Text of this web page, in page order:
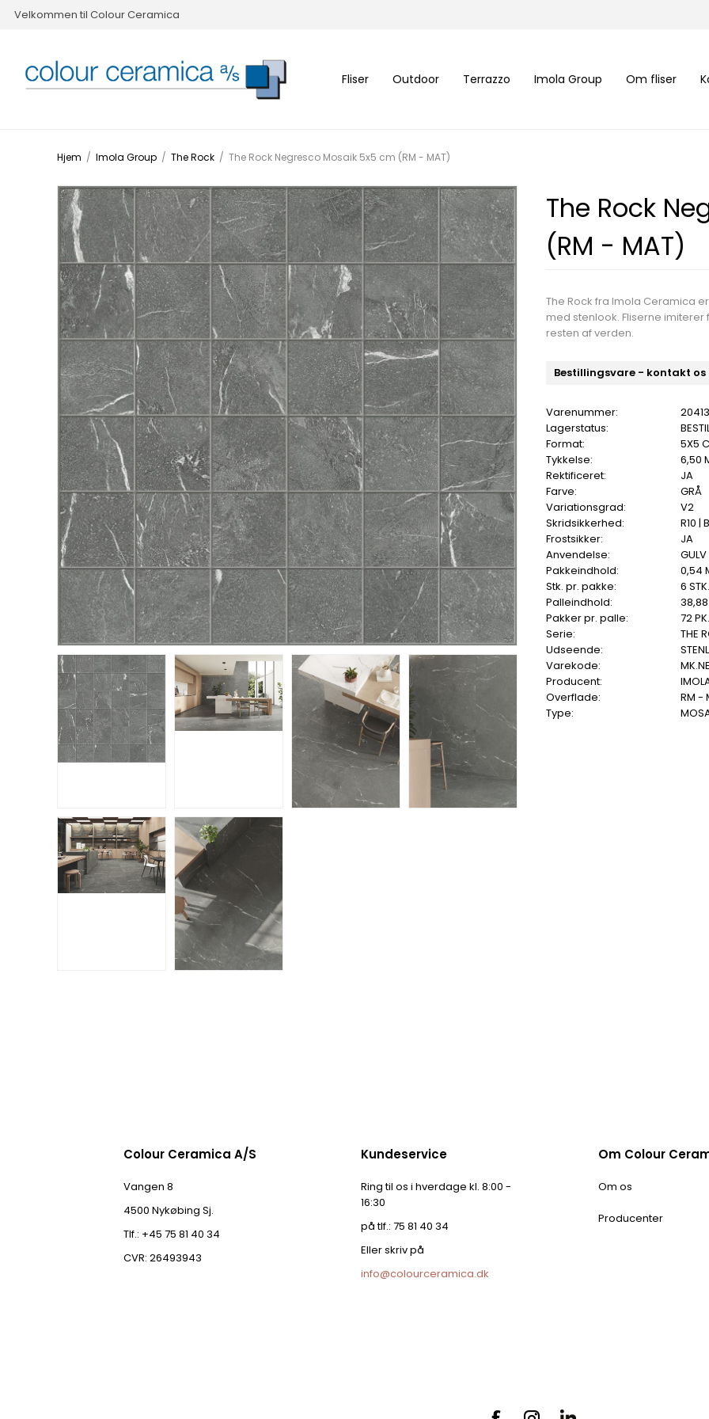
Velkommen til Colour Ceramica
Fliser Outdoor Terrazzo Imola Group Om fliser
Hjem / Imola Group / The Rock / The Rock Negresco Mosaik 5x5 cm (RM - MAT)
The Rock
(RM - MAT)
The Rock fra Imola Ceramica
med stenlook. Fliserne
resten af verden.
Bestillingsvare - kontakt
Varenummer:
Lagerstatus:
Format:
5X5
Tykkelse:
6,50
Rektificeret:
JA
Farve:
GRÅ
Variationsgrad:
V2
Skridsikkerhed:
R10 | B
Frostsikker:
JA
Anvendelse:
Pakkeindhold:
0,54
Stk. pr. pakke:
6 STK.
Palleindhold:
Pakker pr. palle:
72 PK.
Serie:
THE
Udseende:
Varekode:
Producent:
Overflade:
RM -
Type:
Colour Ceramica A/S
Vangen 8
4500 Nykøbing Sj.
Tlf.: +45 75 81 40 34
CVR: 26493943
Kundeservice
Ring til os i hverdage kl. 8:00 -
16:30
på tlf.: 75 81 40 34
Eller skriv på
info@colourceramica.dk
Om Colour
Om os
Producenter